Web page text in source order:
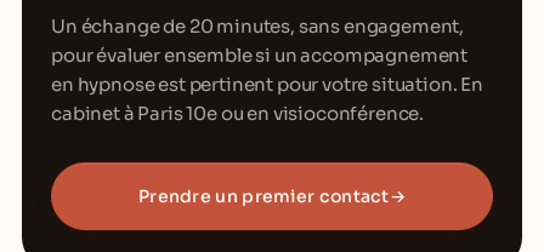
Un échange de 20 minutes, sans engagement,
pour évaluer ensemble si un accompagnement
en hypnose est pertinent pour votre situation. En
cabinet à Paris 10e ou en visioconférence.
Prendre un premier contact→